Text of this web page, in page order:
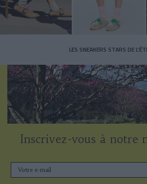
LES SNEAKERS STARS DE
Inscrivez-vous à notre